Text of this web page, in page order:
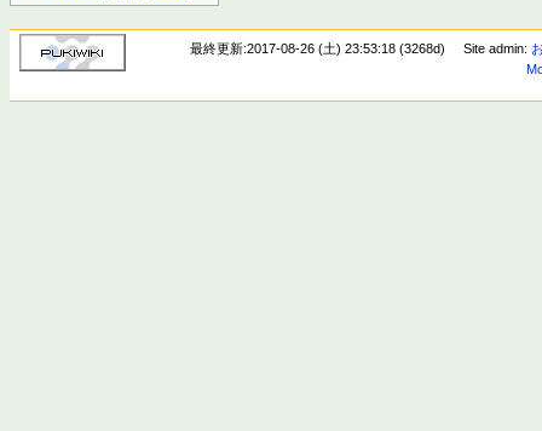
最終更新:2017-08-26 (土) 23:53:18 (3268d) Site admin: